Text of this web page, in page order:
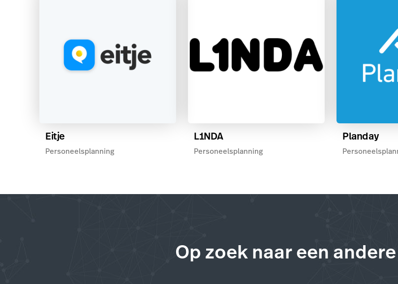
Eitje
Personeelsplanning
L1NDA
Personeelsplanning
Planday
Op zoek naar een